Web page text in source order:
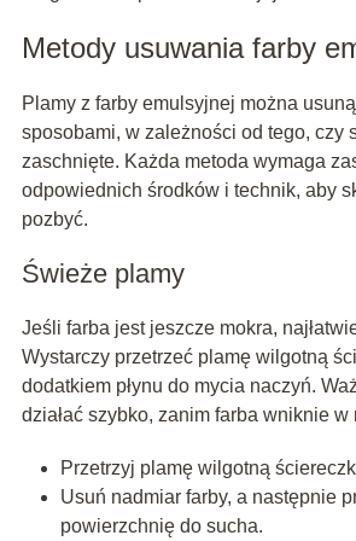
Metody usuwania farby
Plamy z farby emulsyjnej można
sposobami, w zależności od tego, czy
zaschnięte. Każda metoda wymaga
odpowiednich środków i technik, aby
pozbyć.
Świeże plamy
Jeśli farba jest jeszcze mokra,
Wystarczy przetrzeć plamę wilgotną
dodatkiem płynu do mycia naczyń.
działać szybko, zanim farba wniknie w
Przetrzyj plamę wilgotną
Usuń nadmiar farby, a następnie
powierzchnię do sucha.